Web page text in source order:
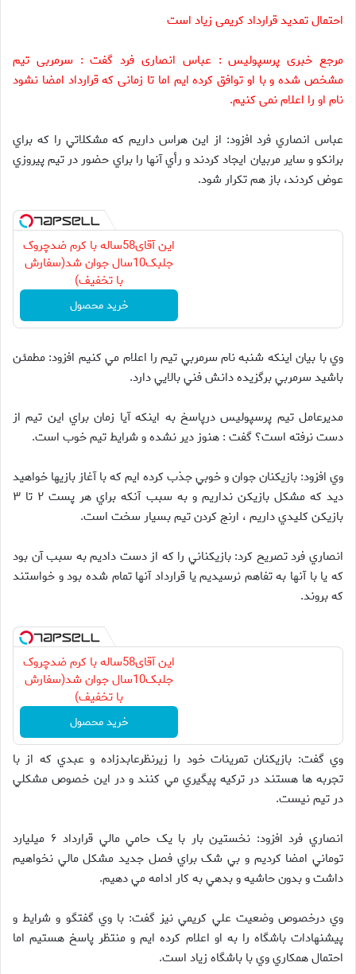
احتمال تمدید قرارداد کریمی زیاد است
مرجع خبری پرسپولیس : عباس انصاری فرد گفت : سرمربی تیم
مشخص شده و با او توافق کرده ایم اما تا زمانی که قرارداد امضا نشود
نام او را اعلام نمی کنیم.
عباس انصاري فرد افزود: از اين هراس داريم که مشکلاتي را که براي
برانکو و ساير مربيان ايجاد کردند و رأي آنها را براي حضور در تيم پيروزي
عوض کردند، باز هم تکرار شود.
این آقای58ساله با کرم ضدچروک
جلبک10سال جوان شد(سفارش
با تخفیف)
خرید محصول
وي با بيان اينکه شنبه نام سرمربي تيم را اعلام مي کنيم افزود: مطمئن
باشيد سرمربي برگزيده دانش فني بالايي دارد.
مديرعامل تيم پرسپولیس درپاسخ به اينکه آيا زمان براي این تیم از
دست نرفته است؟ گفت : هنوز دير نشده و شرايط تيم خوب است.
وي افزود: بازيکنان جوان و خوبي جذب کرده ايم که با آغاز بازيها خواهيد
ديد که مشکل بازيکن نداريم و به سبب آنکه براي هر پست ۲ تا ۳
بازيکن کليدي داريم ، ارنج کردن تيم بسيار سخت است.
انصاري فرد تصريح کرد: بازيکناني را که از دست داديم به سبب آن بود
که يا با آنها به تفاهم نرسيديم يا قرارداد آنها تمام شده بود و خواستند
که بروند.
این آقای58ساله با کرم ضدچروک
جلبک10سال جوان شد(سفارش
با تخفیف)
خرید محصول
وي گفت: بازيکنان تمرينات خود را زيرنظرعابدزاده و عبدي که از با
تجربه ها هستند در ترکيه پيگيري مي کنند و در اين خصوص مشکلي
در تيم نيست.
انصاري فرد افزود: نخستين بار با يک حامي مالي قرارداد ۶ ميليارد
توماني امضا کرديم و بي شک براي فصل جديد مشکل مالي نخواهيم
داشت و بدون حاشيه و بدهي به کار ادامه مي دهيم.
وي درخصوص وضعيت علي کريمي نيز گفت: با وي گفتگو و شرايط و
پيشنهادات باشگاه را به او اعلام کرده ايم و منتظر پاسخ هستيم اما
احتمال همکاري وي با باشگاه زياد است.